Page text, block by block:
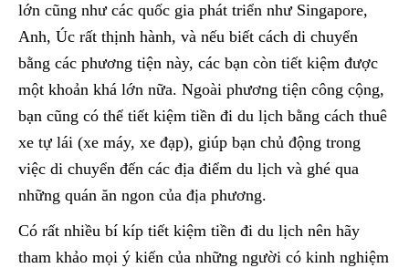
lớn cũng như các quốc gia phát triển như Singapore,
Anh, Úc rất thịnh hành, và nếu biết cách di chuyển
bằng các phương tiện này, các bạn còn tiết kiệm được
một khoản khá lớn nữa. Ngoài phương tiện công cộng,
bạn cũng có thể tiết kiệm tiền đi du lịch bằng cách thuê
xe tự lái (xe máy, xe đạp), giúp bạn chủ động trong
việc di chuyển đến các địa điểm du lịch và ghé qua
những quán ăn ngon của địa phương.
Có rất nhiều bí kíp tiết kiệm tiền đi du lịch nên hãy
tham khảo mọi ý kiến của những người có kinh nghiệm